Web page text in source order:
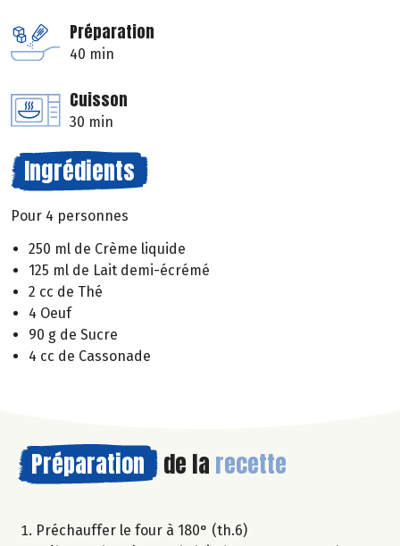
Préparation
40 min
Cuisson
30 min
Ingrédients
Pour 4 personnes
250 ml de Crème liquide
125 ml de Lait demi-écrémé
2 cc de Thé
4 Oeuf
90 g de Sucre
4 cc de Cassonade
Préparation de la recette
Préchauffer le four à 180° (th.6)